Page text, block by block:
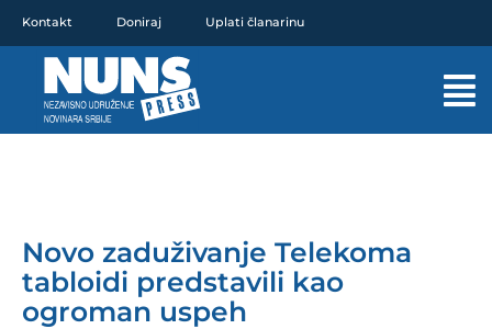
sadržaj
Kontakt Doniraj Uplati članarinu
Novo zaduživanje Telekoma
tabloidi predstavili kao
ogroman uspeh